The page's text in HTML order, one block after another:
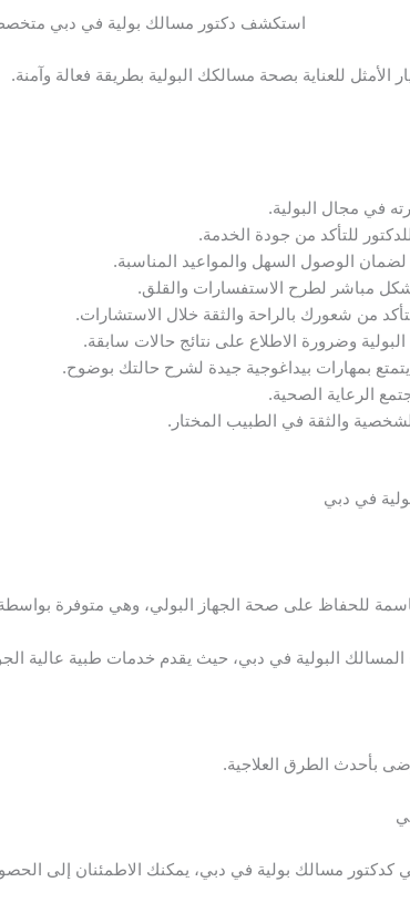
استكشف دكتور مسالك بولية في دبي
الأمثل للعناية بصحة مسالكك البولية بطريقة فعالة وآمنة.
في مجال البولية.
للتأكد من جودة الخدمة.
الوصول السهل والمواعيد المناسبة.
مباشر لطرح الاستفسارات والقلق.
من شعورك بالراحة والثقة خلال الاستشارات.
وضرورة الاطلاع على نتائج حالات سابقة.
بمهارات بيداغوجية جيدة لشرح حالتك بوضوح.
الرعاية الصحية.
والثقة في الطبيب المختار.
في دبي
للحفاظ على صحة الجهاز البولي، وهي متوفرة
المسالك البولية في دبي، حيث يقدم خدمات طبية عالية
بأحدث الطرق العلاجية.
كدكتور مسالك بولية في دبي، يمكنك الاطمئنان إلى